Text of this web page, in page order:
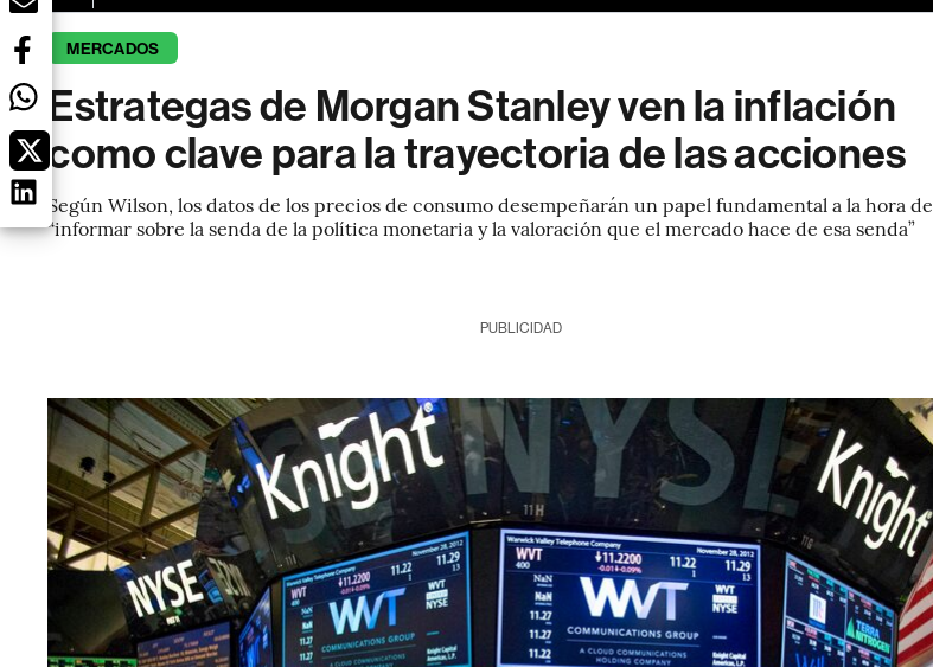
MERCADOS
Estrategas de Morgan Stanley ven la inflación
como clave para la trayectoria de las acciones
Según Wilson, los datos de los precios de consumo desempeñarán un papel fundamental a la hora de
“informar sobre la senda de la política monetaria y la valoración que el mercado hace de esa senda”
PUBLICIDAD